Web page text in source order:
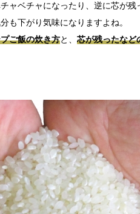
ャベチャになったり、逆に芯が
も下がり気味になりますよね。
ご飯の炊き方と、 芯が残ったなど